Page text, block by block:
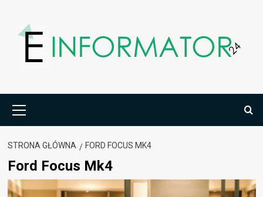
treści
główne
STRONA GŁÓWNA FORD FOCUS MK4
Ford Focus Mk4